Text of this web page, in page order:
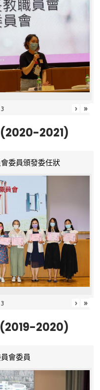
3 › »
(2020-2021)
委員頒發委任狀
3 › »
(2019-2020)
會委員